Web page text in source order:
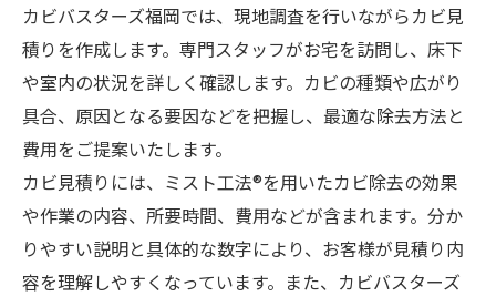
カビバスターズ福岡では、現地調査を行いながらカビ見
積りを作成します。専門スタッフがお宅を訪問し、床下
や室内の状況を詳しく確認します。カビの種類や広がり
具合、原因となる要因などを把握し、最適な除去方法と
費用をご提案いたします。
カビ見積りには、ミスト工法®を用いたカビ除去の効果
や作業の内容、所要時間、費用などが含まれます。分か
りやすい説明と具体的な数字により、お客様が見積り内
容を理解しやすくなっています。また、カビバスターズ